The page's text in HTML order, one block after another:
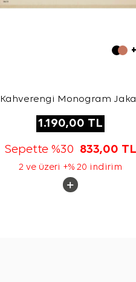
Kahverengi Monogram
1.190,00 TL
Sepette %30 833,00 TL
2 ve üzeri +% 20 indirim